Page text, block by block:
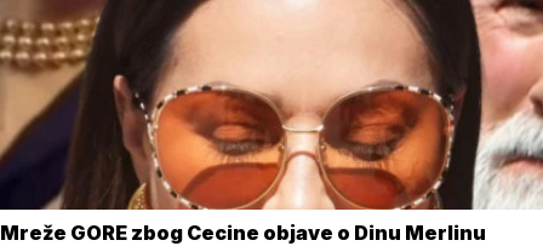
Mreže GORE zbog Cecine objave o Dinu Merlinu